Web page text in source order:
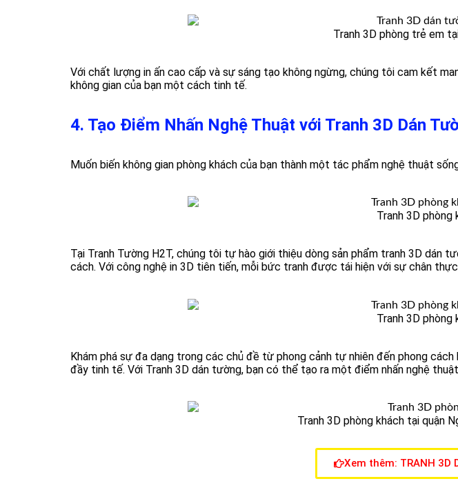
Tranh 3D phòng trẻ em
Với chất lượng in ấn cao cấp và sự sáng tạo không ngừng, chúng tôi cam kết
không gian của bạn một cách tinh tế.
4. Tạo Điểm Nhấn Nghệ Thuật với Tranh 3D Dán
Muốn biến không gian phòng khách của bạn thành một tác phẩm nghệ thuật
Tranh 3D phòng
Tại Tranh Tường H2T, chúng tôi tự hào giới thiệu dòng sản phẩm tranh 3D dán
cách. Với công nghệ in 3D tiên tiến, mỗi bức tranh được tái hiện với sự chân
Tranh 3D phòng
Khám phá sự đa dạng trong các chủ đề từ phong cảnh tự nhiên đến phong
đầy tinh tế. Với Tranh 3D dán tường, bạn có thể tạo ra một điểm nhấn nghệ
Tranh 3D phòng khách tại quận
Xem thêm: TRANH 3D